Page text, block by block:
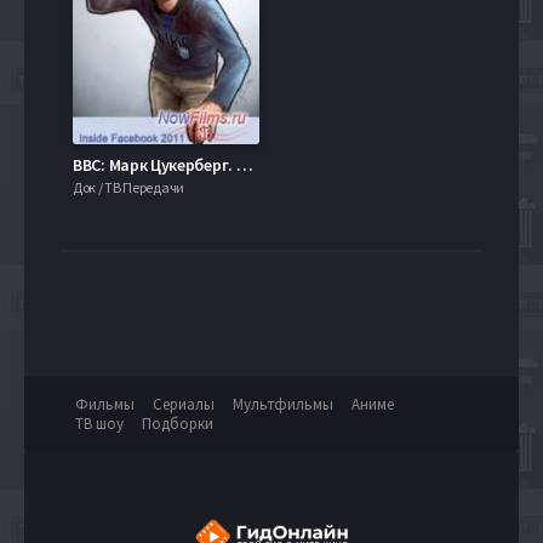
BBC: Марк Цукерберг. Фейсбук изнутри (2011)
Док / ТВ Передачи
Фильмы Сериалы Мультфильмы
Аниме
ТВ шоу
Подборки